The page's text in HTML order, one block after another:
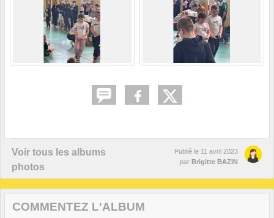
Voir tous les albums
photos
Publié le 11 avril 2023
par Brigitte BAZIN
COMMENTEZ L'ALBUM